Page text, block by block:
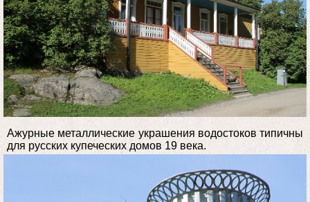
Ажурные металлические украшения водостоков типичны
для русских купеческих домов 19 века.